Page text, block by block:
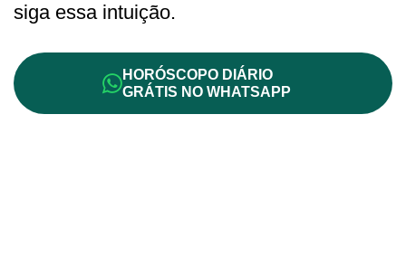
siga essa intuição.
HORÓSCOPO DIÁRIO
GRÁTIS NO WHATSAPP